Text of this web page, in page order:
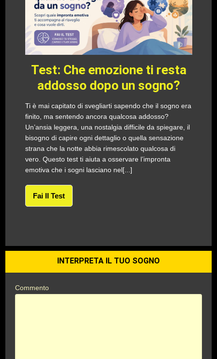
Test: Che emozione ti resta
addosso dopo un sogno?
Ti è mai capitato di svegliarti sapendo che il sogno era
finito, ma sentendo ancora qualcosa addosso?
Un’ansia leggera, una nostalgia difficile da spiegare, il
bisogno di capire ogni dettaglio o quella sensazione
strana che la notte abbia rimescolato qualcosa di
vero. Questo test ti aiuta a osservare l’impronta
emotiva che i sogni lasciano nel[...]
Fai Il Test
INTERPRETA IL TUO SOGNO
Commento